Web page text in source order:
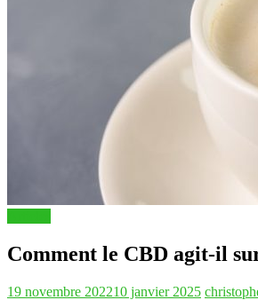
Comment le CBD agit-il
19 novembre 202210 janvier 2025